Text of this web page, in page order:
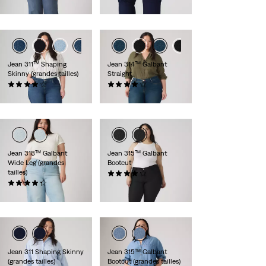
99,00 €
Jean 311™ Shaping
Skinny (grandes tailles)
(499)
89,00 €
Jean 314™ Galbant
Straight
(120)
89,00 €
Jean 318™ Galbant
Wide Leg (grandes
tailles)
(279)
Jean 315™ Galbant
Bootcut
89,00 €
Jean 311 Shaping Skinny
(grandes tailles)
Jean 315™ Galbant
Bootcut (grandes tailles)